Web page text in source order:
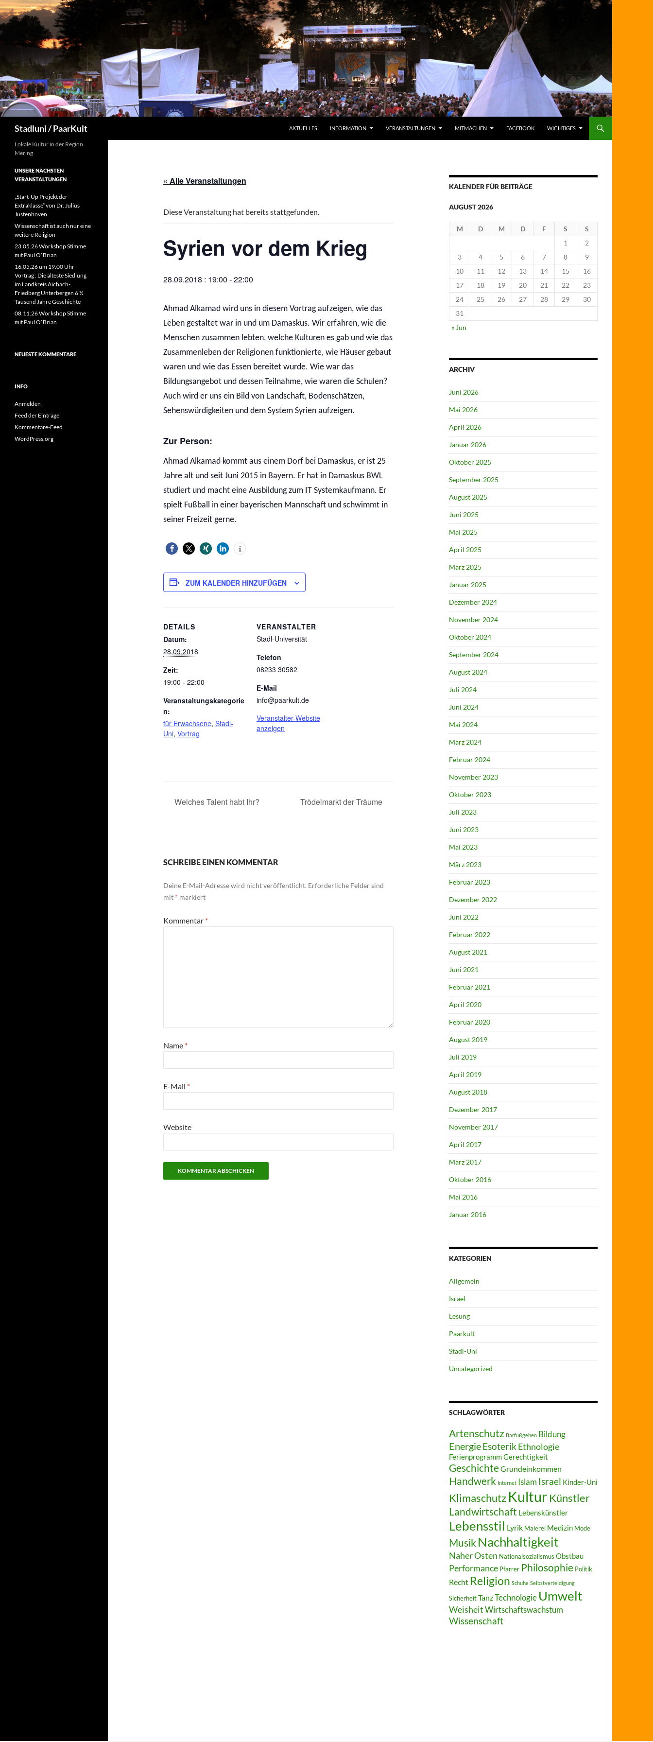
Stadluni / PaarKult
AKTUELLES
INFORMATION VERANSTALTUNGEN MITMACHEN FACEBOOK WICHTIGES
« Alle Veranstaltungen
Diese Veranstaltung hat bereits stattgefunden.
Syrien vor dem Krieg
28.09.2018 : 19:00 -22:00
Ahmad Alkamad wird uns in diesem Vortrag aufzeigen, wie das
Leben gestaltet war in und um Damaskus. Wir erfahren, wie die
Menschen zusammen lebten, welche Kulturen es gab und wie das
Zusammenleben der Religionen funktionierte, wie Häuser gebaut
waren und wie das Essen bereitet wurde. Wie war das
Bildungsangebot und dessen Teilnahme, wie waren die Schulen?
Auch wird er uns ein Bild von Landschaft, Bodenschätzen,
Sehenswürdigkeiten und dem System Syrien aufzeigen.
Zur Person:
Ahmad Alkamad kommt aus einem Dorf bei Damaskus, er ist 25
Jahre alt und seit Juni 2015 in Bayern. Er hat in Damaskus BWL
studiert und macht eine Ausbildung zum IT Systemkaufmann. Er
spielt Fußball in einer bayerischen Mannschaft und schwimmt in
seiner Freizeit gerne.
ZUM KALENDER HINZUFÜGEN
DETAILS
Datum:
28.09.2018
Zeit:
19:00 - 22:00
Veranstaltungskategorie
n:
für Erwachsene, Stadl-
Uni, Vortrag
VERANSTALTER
Stadl-Universität
Telefon
08233 30582
E-Mail
info@paarkult.de
Veranstalter-Website
anzeigen
Welches Talent habt Ihr? Trödelmarkt der Träume
SCHREIBE EINEN KOMMENTAR
Deine E-Mail-Adresse wird nicht veröffentlicht. Erforderliche Felder sind
mit * markiert
Kommentar *
Name *
E-Mail *
Website
KALENDER FÜR BEITRÄGE
AUGUST 2026
M D M D F S
S
1
2
3
4 5 6 7 8
9
10
11 12 13 14 15
16
17
18 19 20 21 22
23
24
25 26 27 28 29
30
31
« Jun
ARCHIV
Juni 2026
Mai 2026
April 2026
Januar 2026
Oktober 2025
September 2025
August 2025
Juni 2025
Mai 2025
April 2025
März 2025
Januar 2025
Dezember 2024
November 2024
Oktober 2024
September 2024
August 2024
Juli 2024
Juni 2024
Mai 2024
März 2024
Februar 2024
November 2023
Oktober 2023
Juli 2023
Juni 2023
Mai 2023
März 2023
Februar 2023
Dezember 2022
Juni 2022
Februar 2022
August 2021
Juni 2021
Februar 2021
April 2020
Februar 2020
August 2019
Juli 2019
April 2019
August 2018
Dezember 2017
November 2017
April 2017
März 2017
Oktober 2016
Mai 2016
Januar 2016
KATEGORIEN
Allgemein
Israel
Lesung
Paarkult
Stadl-Uni
Uncategorized
SCHLAGWÖRTER
Artenschutz Barfußgehen Bildung
EnergieEsoterik Ethnologie
FerienprogrammGerechtigkeit
GeschichteGrundeinkommen
Handwerk Internet Islam Israel Kinder-Uni
KlimaschutzKultur Künstler
Landwirtschaft Lebenskünstler
Lebensstil Lyrik Malerei Medizin Mode
MusikNachhaltigkeit
Naher Osten Nationalsozialismus Obstbau
Performance Pfarrer Philosophie Politik
Recht Religion Schuhe Selbstverteidigung
SicherheitTanzTechnologie Umwelt
WeisheitWirtschaftswachstum
Wissenschaft
Lokale Kultur in der Region
Mering
UNSERE NÄCHSTEN
VERANSTALTUNGEN
„Start-Up Projekt der
Extraklasse“ von Dr. Julius
Justenhoven
Wissenschaft ist auch nur eine
weitere Religion
23.05.26 Workshop Stimme
mit Paul O`Brian
16.05.26 um 19.00 Uhr
Vortrag : Die älteste Siedlung
im Landkreis Aichach-
Friedberg Unterbergen 6 ½
Tausend Jahre Geschichte
08.11.26 Workshop Stimme
mit Paul O`Brian
NEUESTE KOMMENTARE
INFO
Anmelden
Feed der Einträge
Kommentare-Feed
WordPress.org